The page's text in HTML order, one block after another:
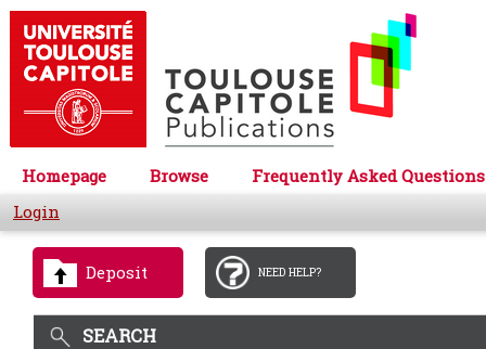
Homepage Browse
Frequently Asked Questions
Login
Deposit NEED HELP?
SEARCH